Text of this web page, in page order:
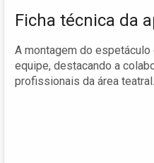
Ficha técnica da
A montagem do
equipe, destacando a
profissionais da área